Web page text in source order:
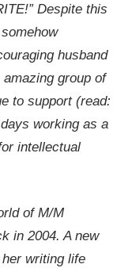
Despite this
husband
group of
to support (read:
working as a
intellectual
of M/M
in 2004. A new
writing life